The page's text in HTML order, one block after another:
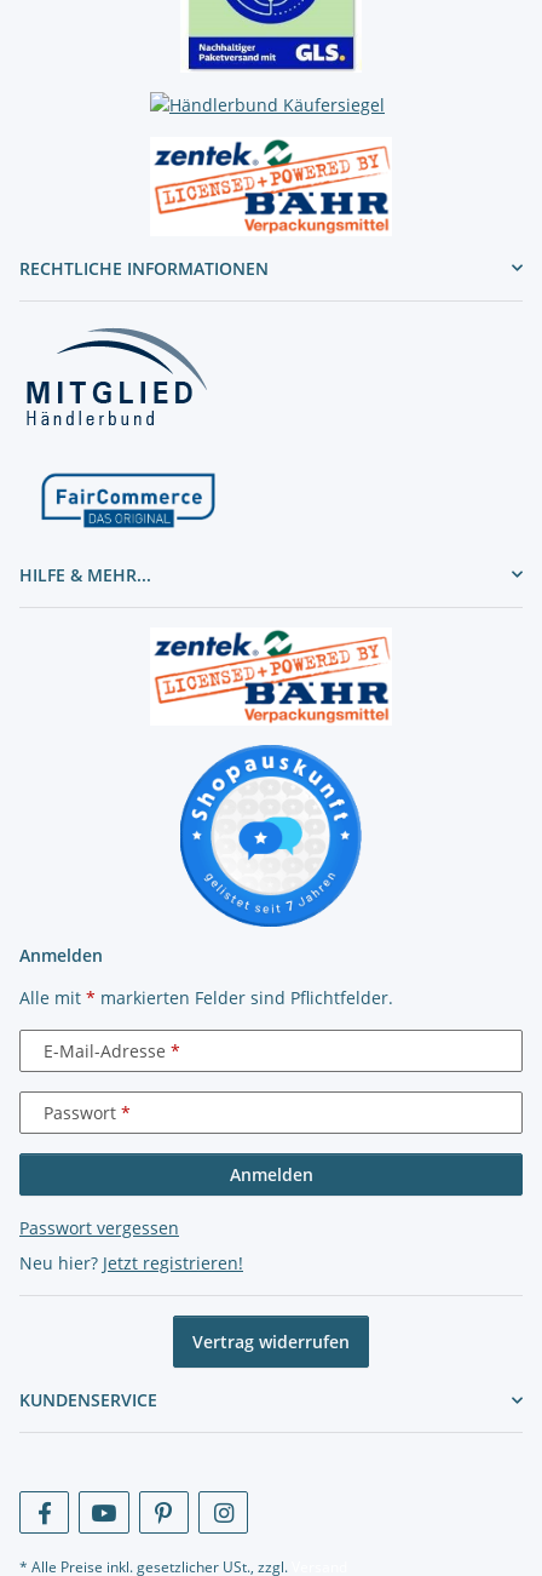
RECHTLICHE INFORMATIONEN
HILFE & MEHR...
Anmelden
Alle mit * markierten Felder sind Pflichtfelder.
E-Mail-Adresse
Passwort
Anmelden
Passwort vergessen
Neu hier? Jetzt registrieren!
Vertrag widerrufen
KUNDENSERVICE
* Alle Preise inkl. gesetzlicher USt., zzgl.